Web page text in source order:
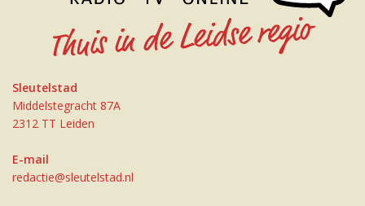
Sleutelstad
Middelstegracht 87A
2312 TT Leiden
E-mail
redactie@sleutelstad.nl